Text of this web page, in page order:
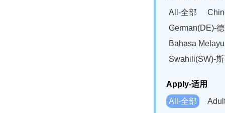
All-全部
German(DE)-
Bahasa
Swahili(SW)-
Apply-适用
All-全部